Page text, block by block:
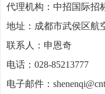
代理机构：中招国际招
地址：成都市武侯区航
联系人：申恩奇
电话：028-85213777
电子邮件：